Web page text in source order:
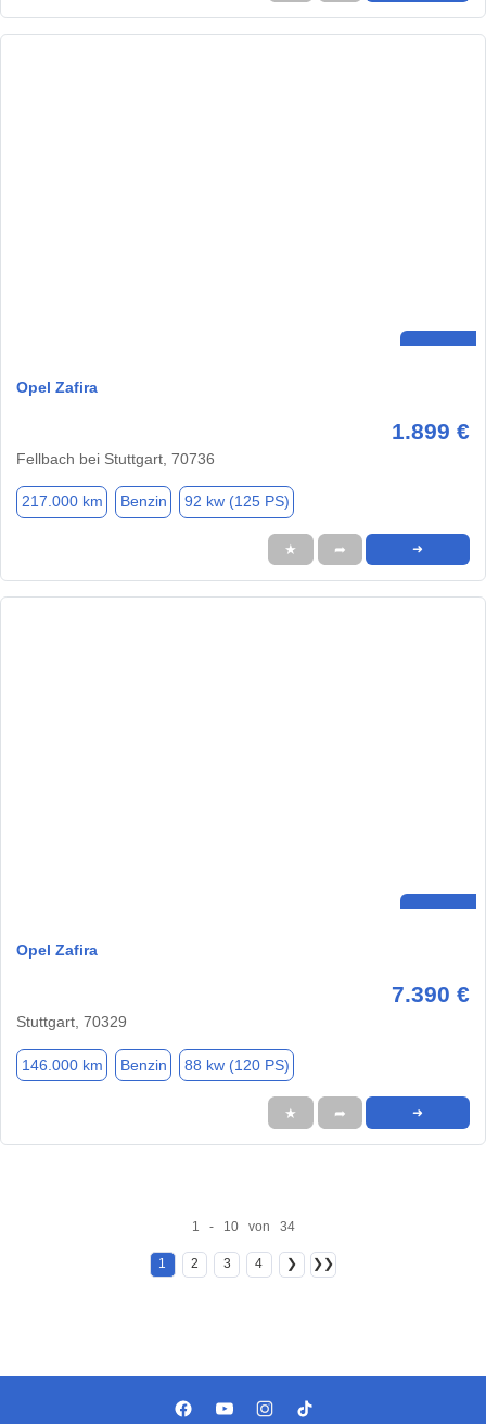
Opel Zafira
1.899 €
Fellbach bei Stuttgart, 70736
217.000 km Benzin 92 kw (125 PS)
★ ➦ ➜
Opel Zafira
7.390 €
Stuttgart, 70329
146.000 km Benzin 88 kw (120 PS)
★ ➦ ➜
1 - 10 von 34
1 2 3 4 ❯ ❯❯